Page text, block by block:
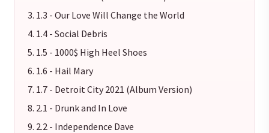
1.3 - Our Love Will Change the World
1.4 - Social Debris
1.5 - 1000$ High Heel Shoes
1.6 - Hail Mary
1.7 - Detroit City 2021 (Album Version)
2.1 - Drunk and In Love
2.2 - Independence Dave